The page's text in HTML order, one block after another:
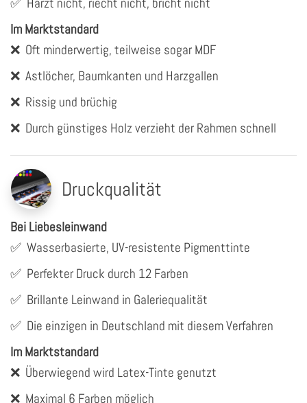
Im Marktstandard
❌ Oft minderwertig, teilweise sogar MDF
❌ Astlöcher, Baumkanten und Harzgallen
❌ Rissig und brüchig
❌ Durch günstiges Holz verzieht der Rahmen schnell
Druckqualität
Bei Liebesleinwand
✅ Wasserbasierte, UV-resistente Pigmenttinte
✅ Perfekter Druck durch 12 Farben
✅ Brillante Leinwand in Galeriequalität
✅ Die einzigen in Deutschland mit diesem Verfahren
Im Marktstandard
❌ Überwiegend wird Latex-Tinte genutzt
❌ Maximal 6 Farben möglich